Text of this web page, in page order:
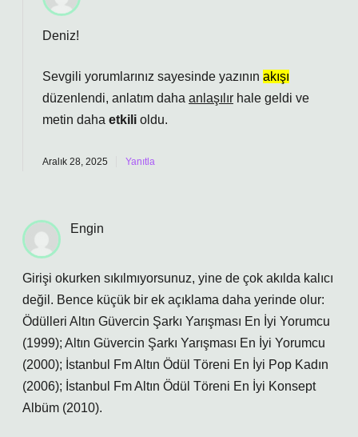
Deniz!
Sevgili yorumlarınız sayesinde yazının akışı
düzenlendi, anlatım daha anlaşılır hale geldi ve
metin daha etkili oldu.
Aralık 28, 2025 Yanıtla
Engin
Girişi okurken sıkılmıyorsunuz, yine de çok akılda kalıcı
değil. Bence küçük bir ek açıklama daha yerinde olur:
Ödülleri Altın Güvercin Şarkı Yarışması En İyi Yorumcu
(1999); Altın Güvercin Şarkı Yarışması En İyi Yorumcu
(2000); İstanbul Fm Altın Ödül Töreni En İyi Pop Kadın
(2006); İstanbul Fm Altın Ödül Töreni En İyi Konsept
Albüm (2010).